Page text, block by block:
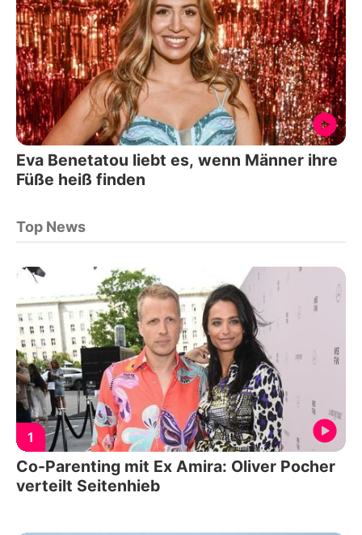
Eva Benetatou liebt es, wenn Männer ihre
Füße heiß finden
Top News
1
Co-Parenting mit Ex Amira: Oliver Pocher
verteilt Seitenhieb